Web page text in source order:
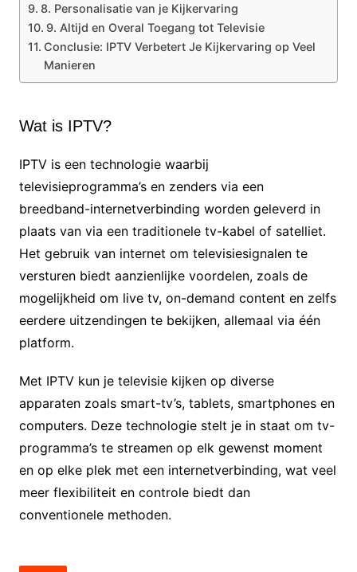
8. Personalisatie van je Kijkervaring
9. Altijd en Overal Toegang tot Televisie
Conclusie: IPTV Verbetert Je Kijkervaring op Veel
Manieren
Wat is IPTV?
IPTV is een technologie waarbij
televisieprogramma’s en zenders via een
breedband-internetverbinding worden geleverd in
plaats van via een traditionele tv-kabel of satelliet.
Het gebruik van internet om televisiesignalen te
versturen biedt aanzienlijke voordelen, zoals de
mogelijkheid om live tv, on-demand content en zelfs
eerdere uitzendingen te bekijken, allemaal via één
platform.
Met IPTV kun je televisie kijken op diverse
apparaten zoals smart-tv’s, tablets, smartphones en
computers. Deze technologie stelt je in staat om tv-
programma’s te streamen op elk gewenst moment
en op elke plek met een internetverbinding, wat veel
meer flexibiliteit en controle biedt dan
conventionele methoden.